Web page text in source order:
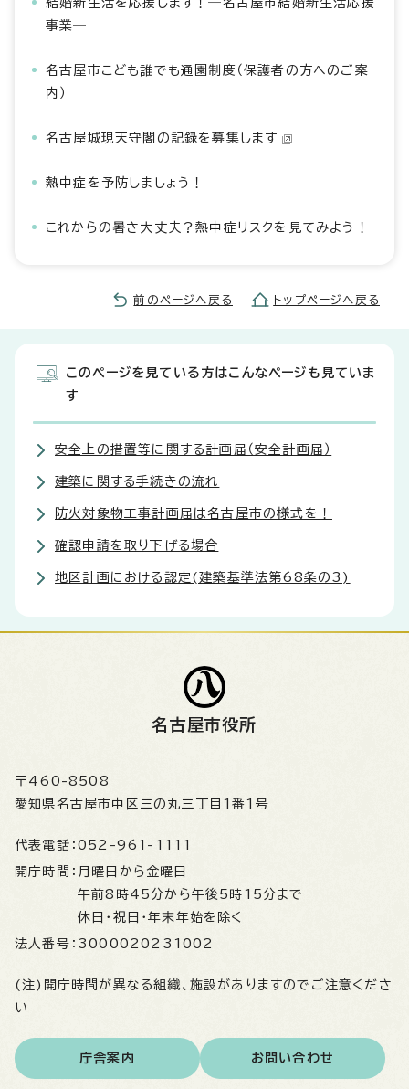
結婚新生活を応援します！―名古屋市結婚新生活応援
事業―
名古屋市こども誰でも通園制度（保護者の方へのご案
内）
名古屋城現天守閣の記録を募集します
熱中症を予防しましょう！
これからの暑さ大丈夫？熱中症リスクを見てみよう！
前のページへ戻る トップページへ戻る
このページを見ている方はこんなページも見ていま
す
安全上の措置等に関する計画届（安全計画届）
建築に関する手続きの流れ
防火対象物工事計画届は名古屋市の様式を！
確認申請を取り下げる場合
地区計画における認定(建築基準法第68条の3)
名古屋市役所
〒460-8508
愛知県名古屋市中区三の丸三丁目1番1号
代表電話： 052-961-1111
開庁時間： 月曜日から金曜日
午前8時45分から午後5時15分まで
休日・祝日・年末年始を除く
法人番号： 3000020231002
(注)開庁時間が異なる組織、施設がありますのでご注意くださ
い
庁舎案内 お問い合わせ